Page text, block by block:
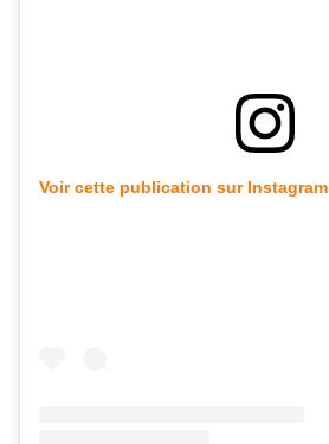
Voir cette publication sur Instagram